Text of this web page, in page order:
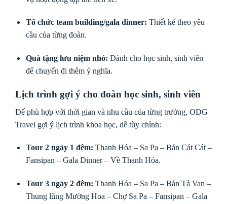
Tổ chức team building/gala dinner: Thiết kế theo yêu
cầu của từng đoàn.
Quà tặng lưu niệm nhỏ: Dành cho học sinh, sinh viên
để chuyến đi thêm ý nghĩa.
Lịch trình gợi ý cho đoàn học sinh, sinh viên
Để phù hợp với thời gian và nhu cầu của từng trường, ODG
Travel gợi ý lịch trình khoa học, dễ tùy chỉnh:
Tour 2 ngày 1 đêm: Thanh Hóa – Sa Pa – Bản Cát Cát –
Fansipan – Gala Dinner – Về Thanh Hóa.
Tour 3 ngày 2 đêm: Thanh Hóa – Sa Pa – Bản Tả Van –
Thung lũng Mường Hoa – Chợ Sa Pa – Fansipan – Gala